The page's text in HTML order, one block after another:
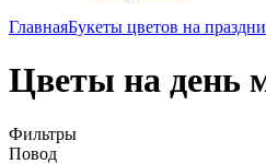
ГлавнаяБукеты цветов на
Цветы на день
Фильтры
Повод